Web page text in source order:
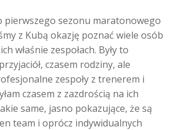
pierwszego sezonu maratonowego
z Kubą okazję poznać wiele osób
właśnie zespołach. Były to
czasem rodziny, ale
zespoły z trenerem i
czasem z zazdrością na ich
same, jasno pokazujące, że są
team i oprócz indywidualnych